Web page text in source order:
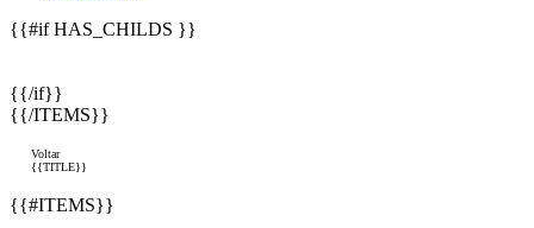
{{#if HAS_CHILDS }}
{{/if}}
{{/ITEMS}}
Voltar
{{TITLE}}
{{#ITEMS}}